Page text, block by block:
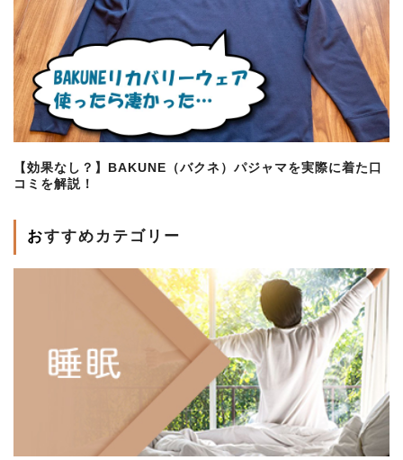
【効果なし？】BAKUNE（バクネ）パジャマを実際に着た口
コミを解説！
おすすめカテゴリー